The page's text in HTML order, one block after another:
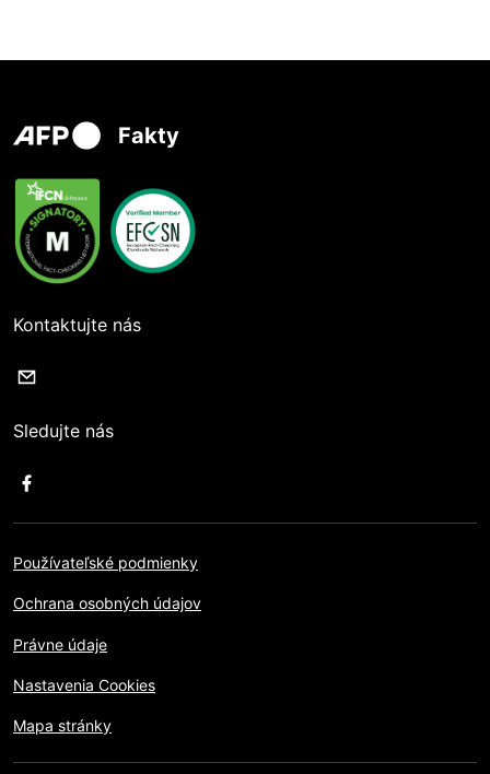
Fakty
Kontaktujte nás
Sledujte nás
Používateľské podmienky
Ochrana osobných údajov
Právne údaje
Nastavenia Cookies
Mapa stránky